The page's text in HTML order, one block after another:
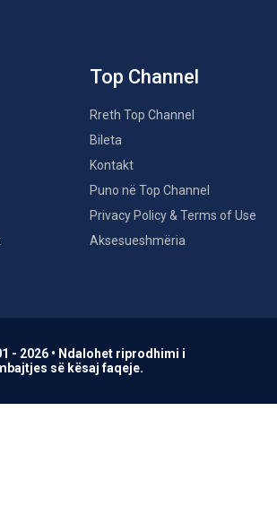
Top Channel
Rreth Top Channel
Bileta
Kontakt
Puno në Top Channel
Privacy Policy & Terms of Use
Aksesueshmëria
- 2026 • Ndalohet riprodhimi i
së kësaj faqeje.